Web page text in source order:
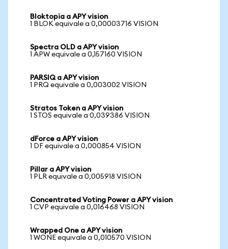
Bloktopia a APY vision
1 BLOK equivale a 0,00003716 VISION
Spectra OLD a APY vision
1 APW equivale a 0,157160 VISION
PARSIQ a APY vision
1 PRQ equivale a 0,003002 VISION
Stratos Token a APY vision
1 STOS equivale a 0,039386 VISION
dForce a APY vision
1 DF equivale a 0,000854 VISION
Pillar a APY vision
1 PLR equivale a 0,005918 VISION
Concentrated Voting Power a APY vision
1 CVP equivale a 0,016468 VISION
Wrapped One a APY vision
1 WONE equivale a 0,010570 VISION